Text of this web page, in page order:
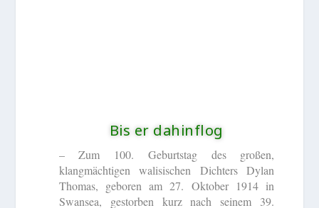
Bis er dahinflog
– Zum 100. Geburtstag des großen,
klangmächtigen walisischen Dichters Dylan
Thomas, geboren am 27. Oktober 1914 in
Swansea, gestorben kurz nach seinem 39.